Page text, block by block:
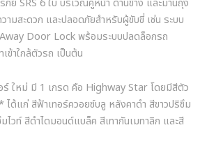
ย SRS 6 ใบ บริเวณคู่หน้า ด้านข้าง และม่านถุง
ามสะดวก และปลอดภัยสำหรับผู้ขับขี่ เช่น ระบบ
Door Lock พร้อมระบบปลดล็อกรถ
ข้าใกล้ตัวรถ เป็นต้น
ร์ ใหม่ มี 1 เกรด คือ Highway Star โดยมีสีตัว
ได้แก่ สีฟ้าเทอร์ควอยซ์บลู หลังคาดำ สีขาวปริซึม
ไวท์ สีดำไดมอนด์แบล็ค สีเทากันเมทาลิก และสี